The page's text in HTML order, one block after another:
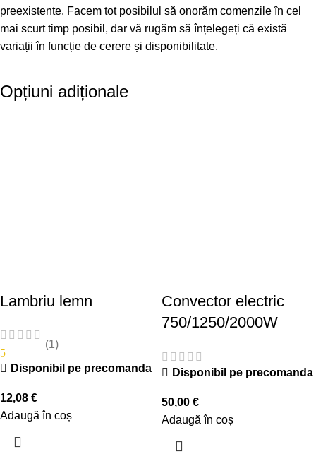
preexistente. Facem tot posibilul să onorăm comenzile în cel
mai scurt timp posibil, dar vă rugăm să înțelegeți că există
variații în funcție de cerere și disponibilitate.
Opțiuni adiționale
Lambriu lemn
5
(1)
Disponibil pe precomanda
12,08 €
Adaugă în coș
Convector electric
750/1250/2000W
Disponibil pe precomanda
50,00 €
Adaugă în coș